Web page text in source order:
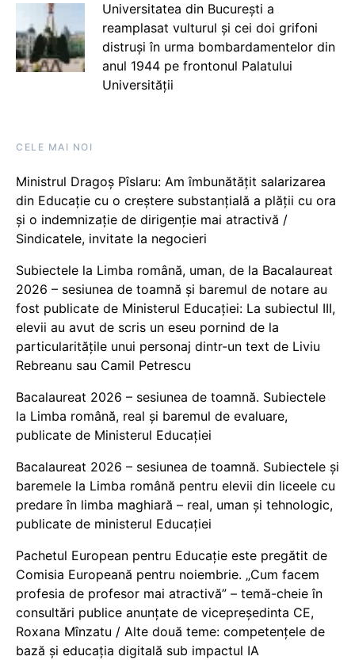
Universitatea din București a
reamplasat vulturul și cei doi grifoni
distruși în urma bombardamentelor din
anul 1944 pe frontonul Palatului
Universității
CELE MAI NOI
Ministrul Dragoș Pîslaru: Am îmbunătățit salarizarea
din Educație cu o creștere substanțială a plății cu ora
și o indemnizație de dirigenție mai atractivă /
Sindicatele, invitate la negocieri
Subiectele la Limba română, uman, de la Bacalaureat
2026 – sesiunea de toamnă și baremul de notare au
fost publicate de Ministerul Educației: La subiectul III,
elevii au avut de scris un eseu pornind de la
particularitățile unui personaj dintr-un text de Liviu
Rebreanu sau Camil Petrescu
Bacalaureat 2026 – sesiunea de toamnă. Subiectele
la Limba română, real și baremul de evaluare,
publicate de Ministerul Educației
Bacalaureat 2026 – sesiunea de toamnă. Subiectele și
baremele la Limba română pentru elevii din liceele cu
predare în limba maghiară – real, uman și tehnologic,
publicate de ministerul Educației
Pachetul European pentru Educație este pregătit de
Comisia Europeană pentru noiembrie. „Cum facem
profesia de profesor mai atractivă” – temă-cheie în
consultări publice anunțate de vicepreședinta CE,
Roxana Mînzatu / Alte două teme: competențele de
bază și educația digitală sub impactul IA